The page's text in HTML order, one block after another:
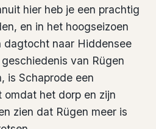
hier heb je een prachtig
en in het hoogseizoen
dagtocht naar Hiddensee
van Rügen
is Schaprode een
omdat het dorp en zijn
zien dat Rügen meer is